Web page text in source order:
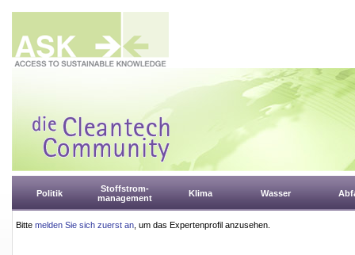
Politik
Stoffstrom-
management
Klima Wasser
Bitte melden Sie sich zuerst an , um das Expertenprofil anzusehen.